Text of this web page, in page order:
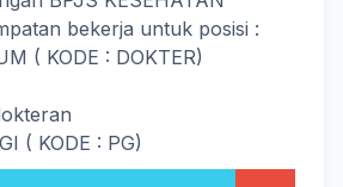
bekerja untuk posisi :
( KODE : DOKTER)
( KODE : PG)